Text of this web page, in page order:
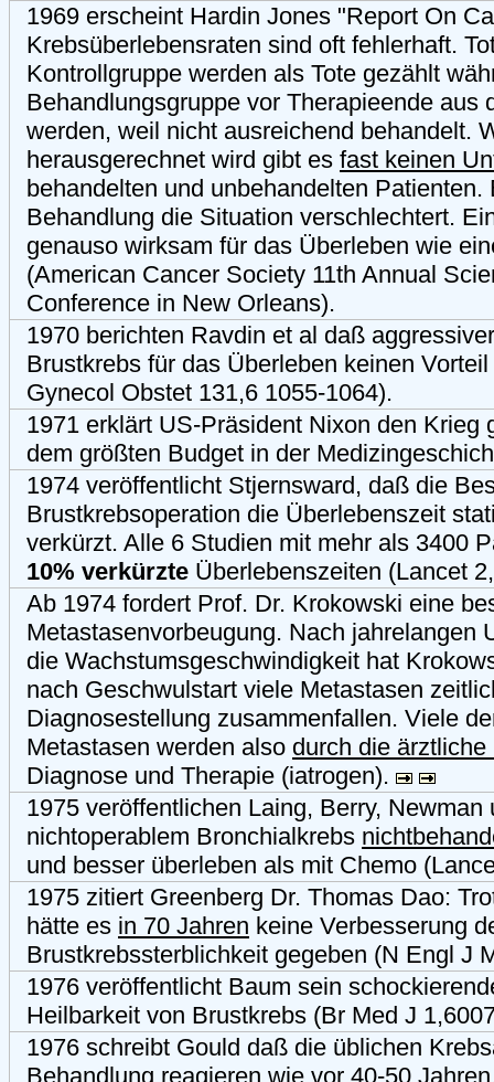
1969 erscheint Hardin Jones "Report On
Krebsüberlebensraten sind oft fehlerhaft.
Kontrollgruppe werden als Tote gezählt
Behandlungsgruppe vor Therapieende aus
werden, weil nicht ausreichend behandelt.
herausgerechnet wird gibt es fast keinen
behandelten und unbehandelten
Behandlung die Situation verschlechtert.
genauso wirksam für das Überleben wie
(American Cancer Society 11th Annual
Conference in New Orleans).
1970 berichten Ravdin et al daß
Brustkrebs für das Überleben keinen
Gynecol Obstet 131,6 1055-1064).
1971 erklärt US-Präsident Nixon den Krieg
dem größten Budget in der
1974 veröffentlicht Stjernsward, daß die
Brustkrebsoperation die Überlebenszeit
verkürzt. Alle 6 Studien mit mehr als 3400
10% verkürzte Überlebenszeiten (Lancet
Ab 1974 fordert Prof. Dr. Krokowski eine
Metastasenvorbeugung. Nach jahrelangen
die Wachstumsgeschwindigkeit hat
nach Geschwulstart viele Metastasen
Diagnosestellung zusammenfallen. Viele
Metastasen werden also durch die
Diagnose und Therapie (iatrogen).
1975 veröffentlichen Laing, Berry, Newman
nichtoperablem Bronchialkrebs
und besser überleben als mit Chemo
1975 zitiert Greenberg Dr. Thomas Dao:
hätte es in 70 Jahren keine Verbesserung
Brustkrebssterblichkeit gegeben (N Engl J
1976 veröffentlicht Baum sein
Heilbarkeit von Brustkrebs (Br Med J
1976 schreibt Gould daß die üblichen
Behandlung reagieren wie vor 40-50